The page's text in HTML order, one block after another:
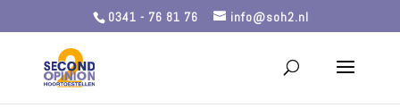
0341 - 76 81 76 info@soh2.nl